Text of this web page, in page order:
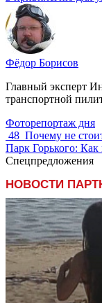
Фёдор Борисов
Главный эксперт
транспортной
Фоторепортаж дня
48 Почему не
Парк Горького:
Спецпредложения
НОВОСТИ